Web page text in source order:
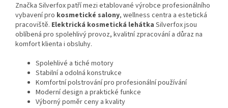
Značka Silverfox patří mezi etablované výrobce profesionálního
vybavení pro kosmetické salony, wellness centra a estetická
pracoviště. Elektrická kosmetická lehátka Silverfox jsou
oblíbená pro spolehlivý provoz, kvalitní zpracování a důraz na
komfort klienta i obsluhy.
Spolehlivé a tiché motory
Stabilní a odolná konstrukce
Komfortní polstrování pro profesionální používání
Moderní design a praktické funkce
Výborný poměr ceny a kvality